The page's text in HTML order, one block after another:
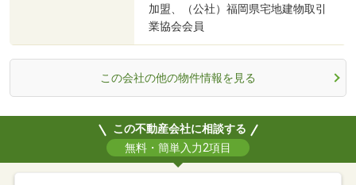
加盟、（公社）福岡県宅地建物取引
業協会会員
この会社の他の物件情報を見る
この不動産会社に相談する
無料・簡単入力2項目